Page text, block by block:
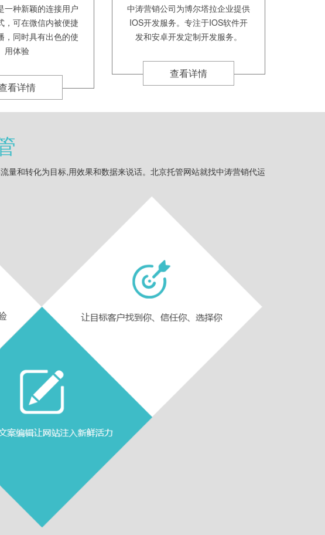
一种新颖的连接用户
，可在微信内被便捷
，同时具有出色的使
用体验
看详情
中涛营销公司为博尔塔拉企业提供
IOS开发服务。专注于IOS软件开
发和安卓开发定制开发服务。
查看详情
量和转化为目标,用效果和数据来说话。北京托管网站就找中涛营销代运